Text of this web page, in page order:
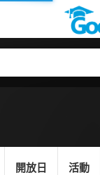
開放日 活動